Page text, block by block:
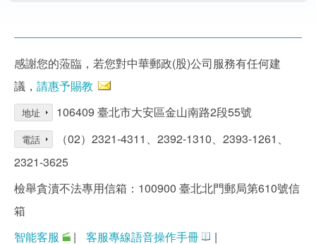
感謝您的蒞臨，若您對中華郵政(股)公司服務有任何建
議， 請惠予賜教
地址 106409 臺北市大安區金山南路2段55號
電話
（02）2321-4311、2392-1310、2393-1261、
2321-3625
檢舉貪瀆不法專用信箱：100900 臺北北門郵局第610號信
箱
智能客服
| 客服專線語音操作手冊 |